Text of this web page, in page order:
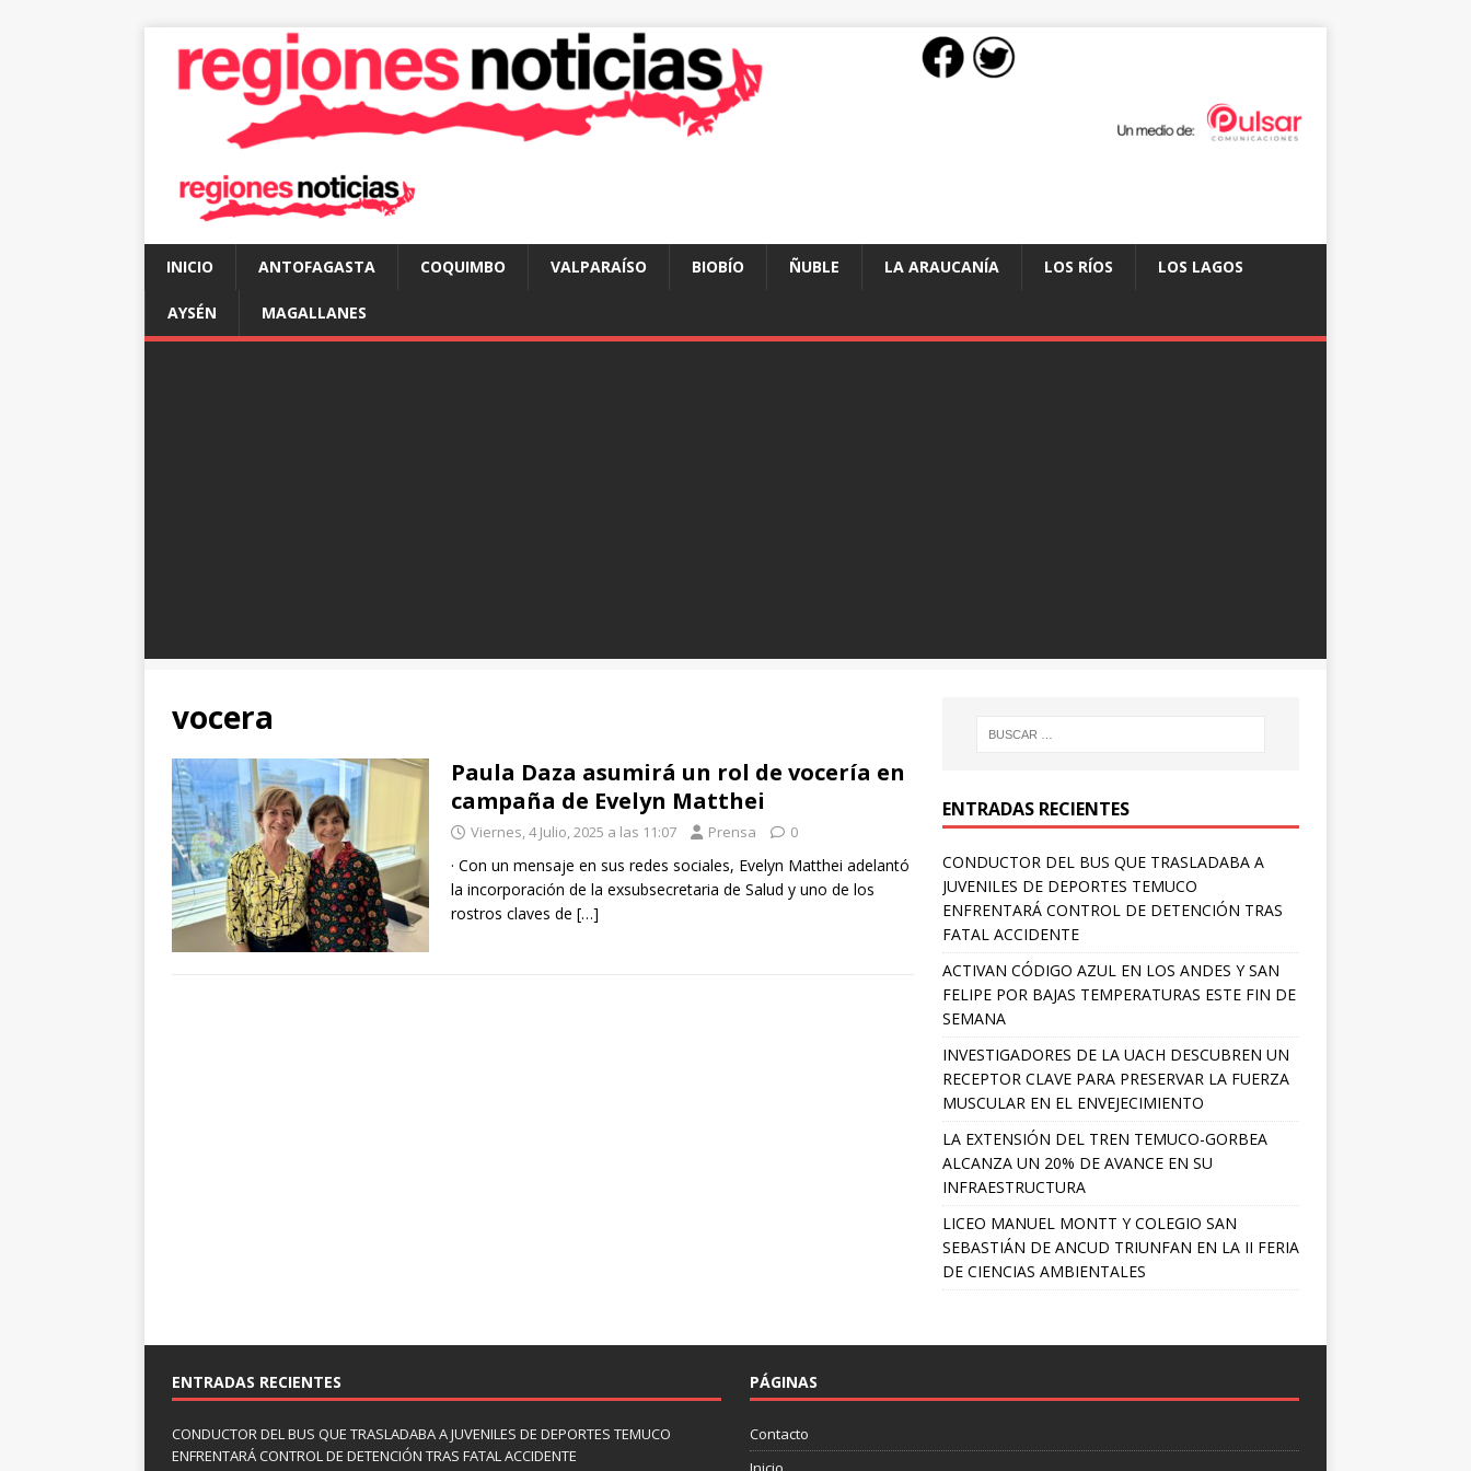
INICIO ANTOFAGASTA COQUIMBO VALPARAÍSO BIOBÍO ÑUBLE LA ARAUCANÍA LOS RÍOS LOS LAGOS
AYSÉN MAGALLANES
vocera
Paula Daza asumirá un rol de vocería en
campaña de Evelyn Matthei
Viernes, 4 Julio, 2025 a las 11:07 Prensa 0
· Con un mensaje en sus redes sociales, Evelyn Matthei adelantó
la incorporación de la exsubsecretaria de Salud y uno de los
rostros claves de […]
ENTRADAS RECIENTES
CONDUCTOR DEL BUS QUE TRASLADABA A
JUVENILES DE DEPORTES TEMUCO
ENFRENTARÁ CONTROL DE DETENCIÓN TRAS
FATAL ACCIDENTE
ACTIVAN CÓDIGO AZUL EN LOS ANDES Y SAN
FELIPE POR BAJAS TEMPERATURAS ESTE FIN DE
SEMANA
INVESTIGADORES DE LA UACH DESCUBREN UN
RECEPTOR CLAVE PARA PRESERVAR LA FUERZA
MUSCULAR EN EL ENVEJECIMIENTO
LA EXTENSIÓN DEL TREN TEMUCO-GORBEA
ALCANZA UN 20% DE AVANCE EN SU
INFRAESTRUCTURA
LICEO MANUEL MONTT Y COLEGIO SAN
SEBASTIÁN DE ANCUD TRIUNFAN EN LA II FERIA
DE CIENCIAS AMBIENTALES
ENTRADAS RECIENTES
CONDUCTOR DEL BUS QUE TRASLADABA A JUVENILES DE DEPORTES TEMUCO
ENFRENTARÁ CONTROL DE DETENCIÓN TRAS FATAL ACCIDENTE
PÁGINAS
Contacto